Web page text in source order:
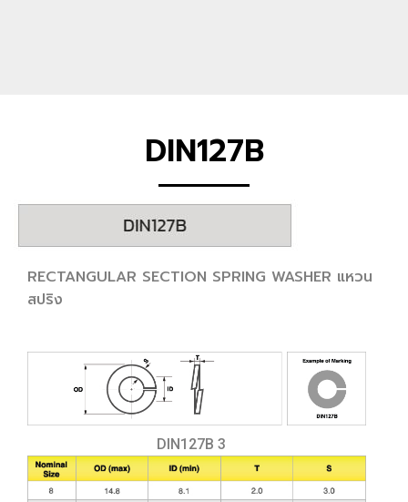
DIN127B
RECTANGULAR SECTION SPRING WASHER แหวน
สปริง
DIN127B 3